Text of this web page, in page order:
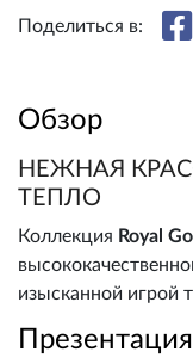
Поделиться в:
Обзор
НЕЖНАЯ
ТЕПЛО
Коллекция Royal
изысканной игрой
Презентация